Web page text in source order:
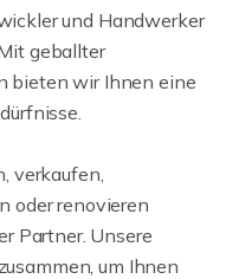
und Handwerker
geballter
bieten wir Ihnen eine
verkaufen,
oder renovieren
Partner. Unsere
um Ihnen